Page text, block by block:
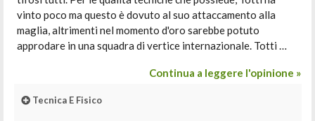
vinto poco ma questo è dovuto al suo attaccamento alla
maglia, altrimenti nel momento d'oro sarebbe potuto
approdare in una squadra di vertice internazionale. Totti …
Continua a leggere l'opinione »
Tecnica E Fisico